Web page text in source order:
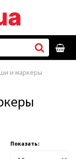
и маркеры
Показать: